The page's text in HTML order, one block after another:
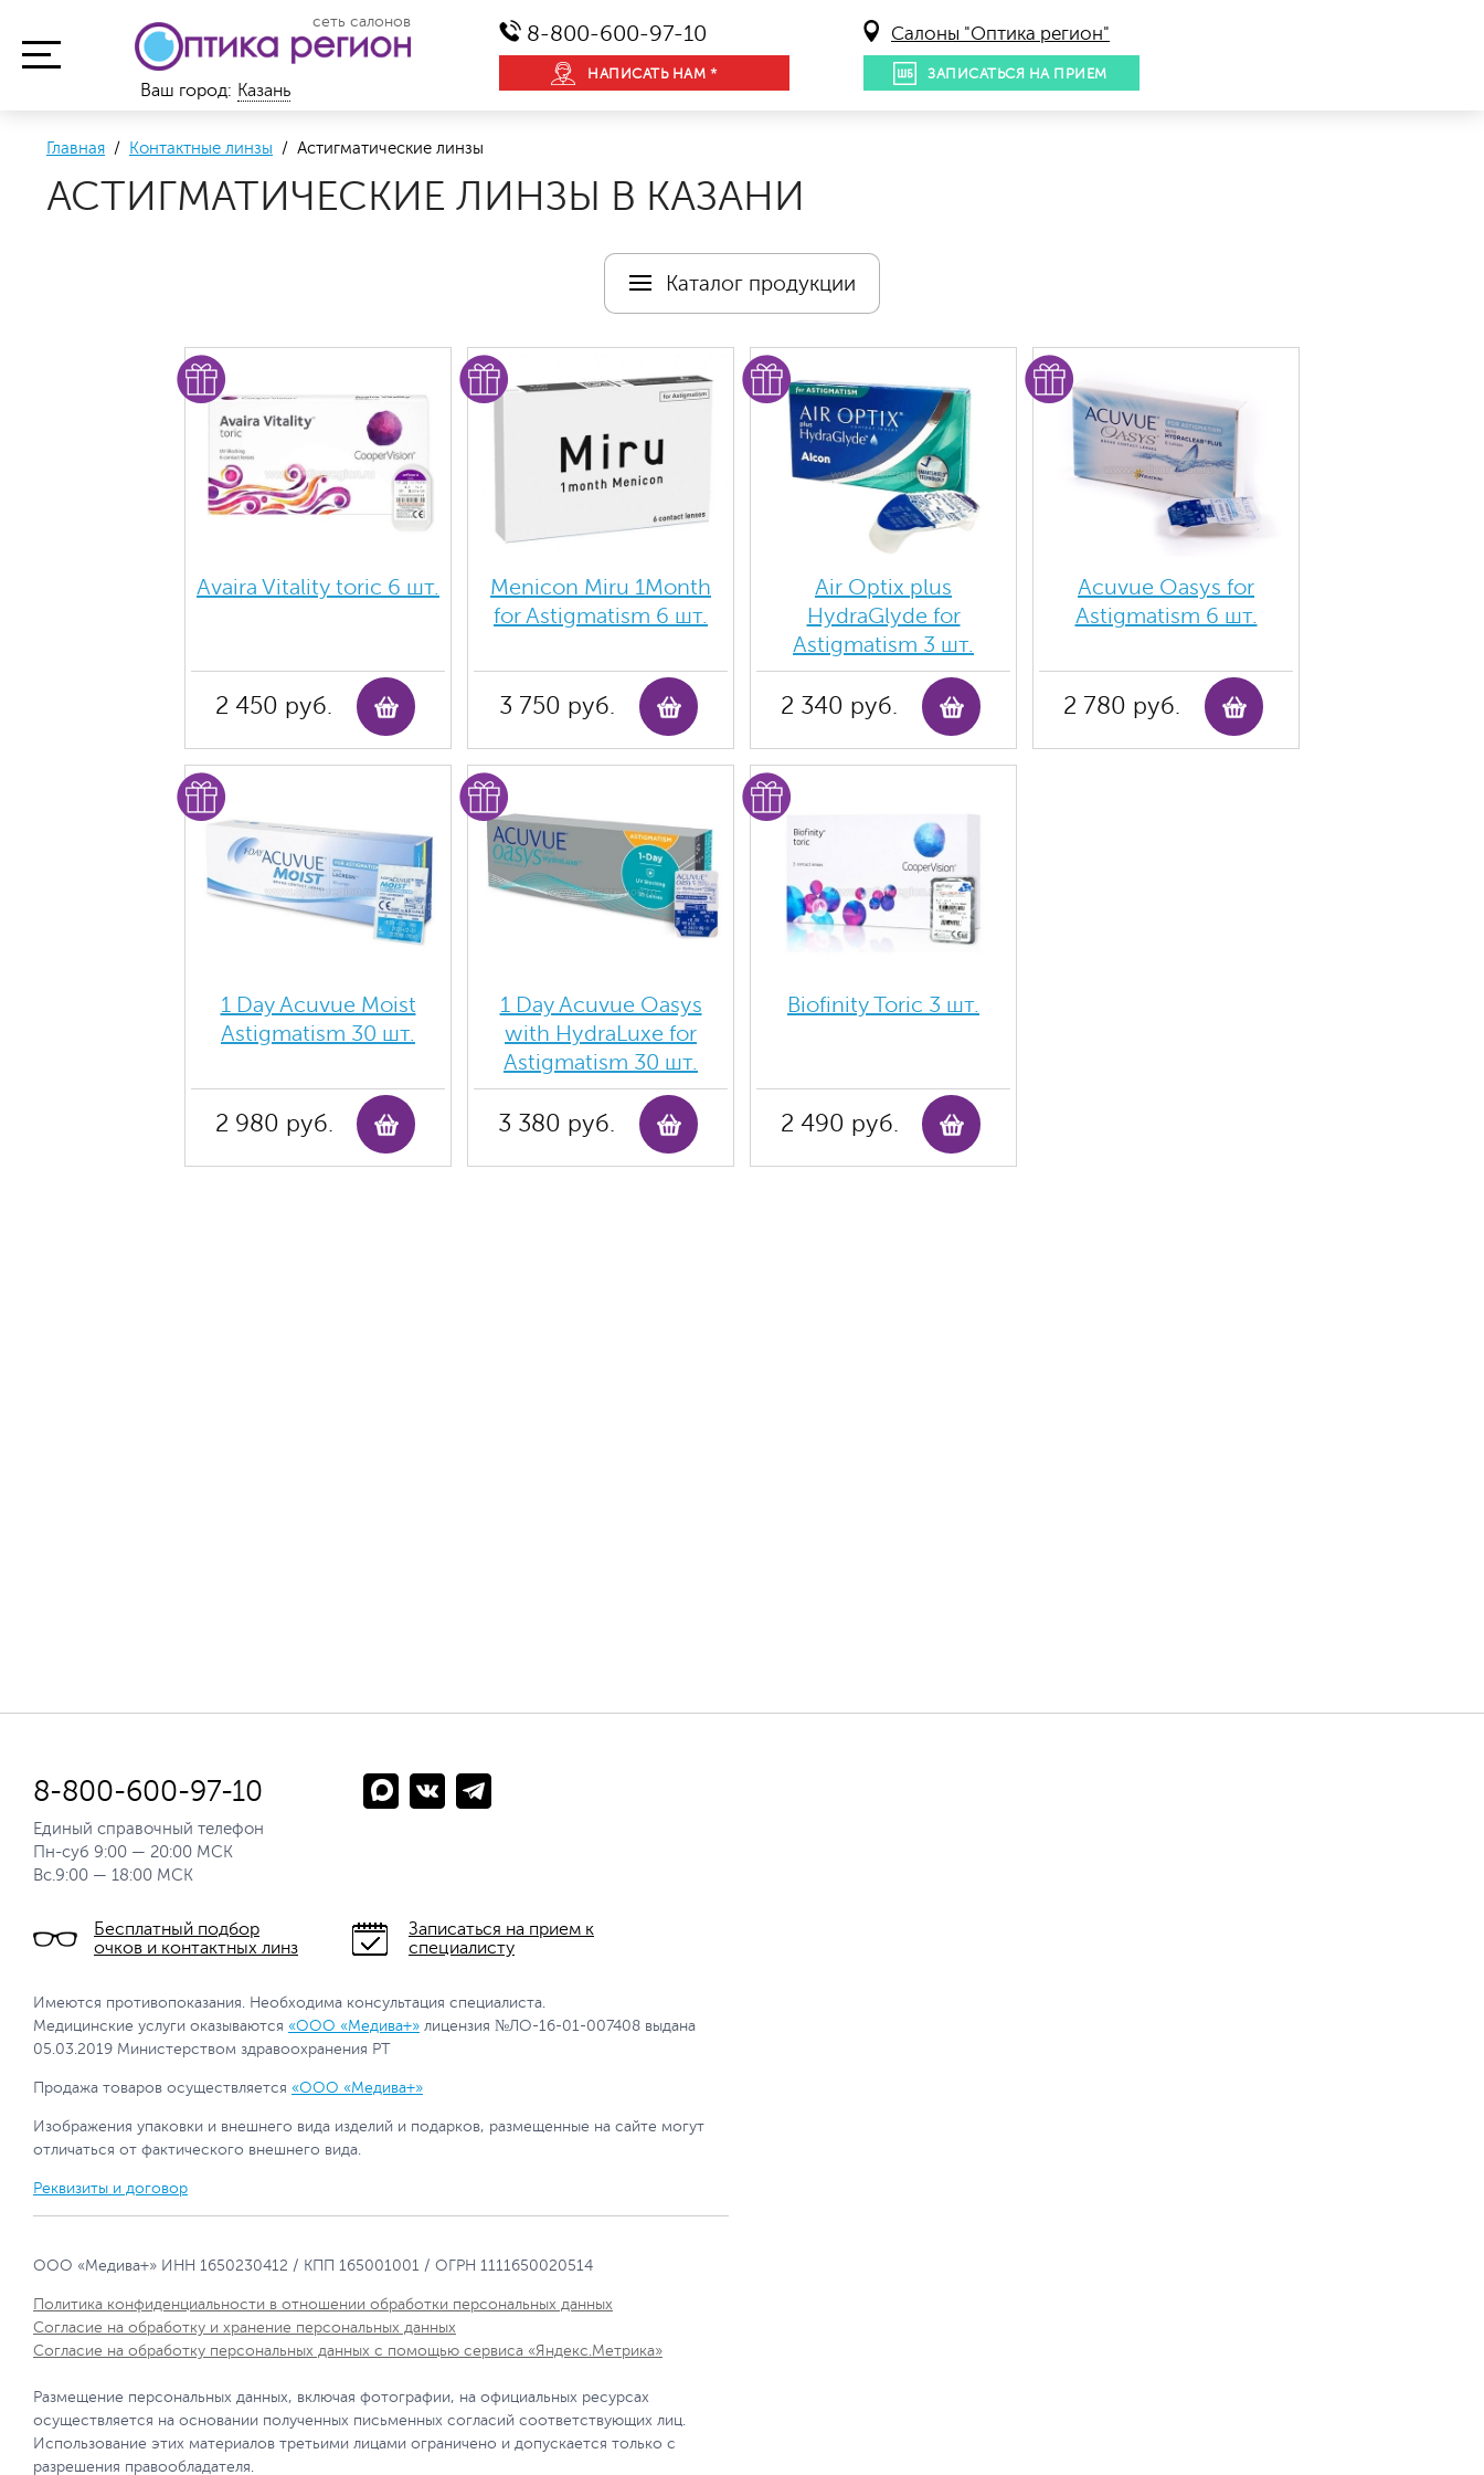
сеть салонов 8-800-600-97-10
НАПИСАТЬ НАМ *
Салоны "Оптика регион"
ЗАПИСАТЬСЯ НА ПРИЕМ
Ваш город: Казань
Главная / Контактные линзы / Астигматические линзы
АСТИГМАТИЧЕСКИЕ ЛИНЗЫ В КАЗАНИ
Каталог продукции
Avaira Vitality toric 6 шт.
2 450 руб.
Menicon Miru 1Month
for Astigmatism 6 шт.
3 750 руб.
Air Optix plus
HydraGlyde for
Astigmatism 3 шт.
2 340 руб.
Acuvue Oasys for
Astigmatism 6 шт.
2 780 руб.
1 Day Acuvue Moist
Аstigmatism 30 шт.
2 980 руб.
1 Day Acuvue Oasys
with HydraLuxe for
Аstigmatism 30 шт.
3 380 руб.
Biofinity Toric 3 шт.
2 490 руб.
8-800-600-97-10
Единый справочный телефон
Пн-суб 9:00 — 20:00 МСК
Вс.9:00 — 18:00 МСК
Бесплатный подбор
очков и контактных линз
Записаться на прием к
специалисту
Имеются противопоказания. Необходима консультация специалиста.
Медицинские услуги оказываются «ООО «Медива+» лицензия №ЛО-16-01-007408 выдана
05.03.2019 Министерством здравоохранения РТ
Продажа товаров осуществляется «ООО «Медива+»
Изображения упаковки и внешнего вида изделий и подарков, размещенные на сайте могут
отличаться от фактического внешнего вида.
Реквизиты и договор
ООО «Медива+» ИНН 1650230412 / КПП 165001001 / ОГРН 1111650020514
Политика конфиденциальности в отношении обработки персональных данных
Согласие на обработку и хранение персональных данных
Согласие на обработку персональных данных с помощью сервиса «Яндекс.Метрика»
Размещение персональных данных, включая фотографии, на официальных ресурсах
осуществляется на основании полученных письменных согласий соответствующих лиц.
Использование этих материалов третьими лицами ограничено и допускается только с
разрешения правообладателя.